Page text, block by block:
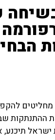
ההתנתקות
תיכנע,